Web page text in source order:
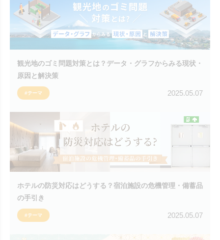
観光地のゴミ問題対策とは？データ・グラフからみる現状・
原因と解決策
#テーマ 2025.05.07
ホテルの防災対応はどうする？宿泊施設の危機管理・備蓄品
の手引き
#テーマ 2025.05.07